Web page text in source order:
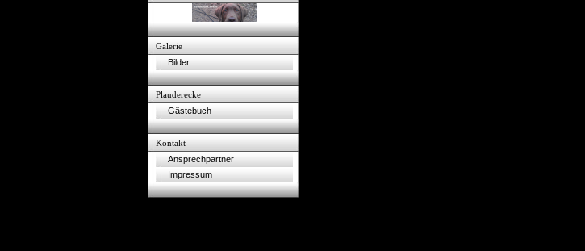
Galerie
Bilder
Plauderecke
Gästebuch
Kontakt
Ansprechpartner
Impressum